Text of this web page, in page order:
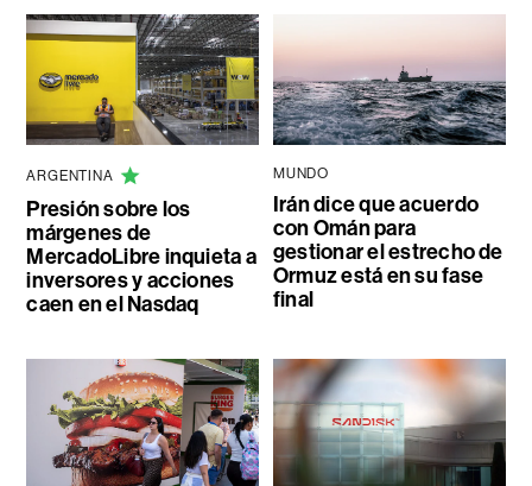
ARGENTINA
Presión sobre los
márgenes de
MercadoLibre inquieta a
inversores y acciones
caen en el Nasdaq
MUNDO
Irán dice que acuerdo
con Omán para
gestionar el estrecho de
Ormuz está en su fase
final